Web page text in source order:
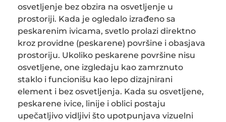
osvetljenje bez obzira na osvetljenje u
prostoriji. Kada je ogledalo izrađeno sa
peskarenim ivicama, svetlo prolazi direktno
kroz providne (peskarene) površine i obasjava
prostoriju. Ukoliko peskarene površine nisu
osvetljene, one izgledaju kao zamrznuto
staklo i funcionišu kao lepo dizajnirani
element i bez osvetljenja. Kada su osvetljene,
peskarene ivice, linije i oblici postaju
upečatljivo vidljivi što upotpunjava vizuelni